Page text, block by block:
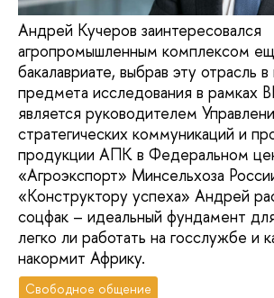
Андрей Кучеров заинтересовался
агропромышленным комплексом
бакалавриате, выбрав эту отрасль в
предмета исследования в рамках
является руководителем
стратегических коммуникаций и
продукции АПК в Федеральном
«Агроэкспорт» Минсельхоза
«Конструктору успеха» Андрей
соцфак – идеальный фундамент
легко ли работать на госслужбе и
накормит Африку.
Свободное общение